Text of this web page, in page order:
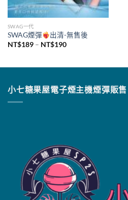
SWAG一代
SWAG煙彈
出清-無售後
NT$189 – NT$190價
NT$190
小七糖果屋電子煙主機煙彈販售